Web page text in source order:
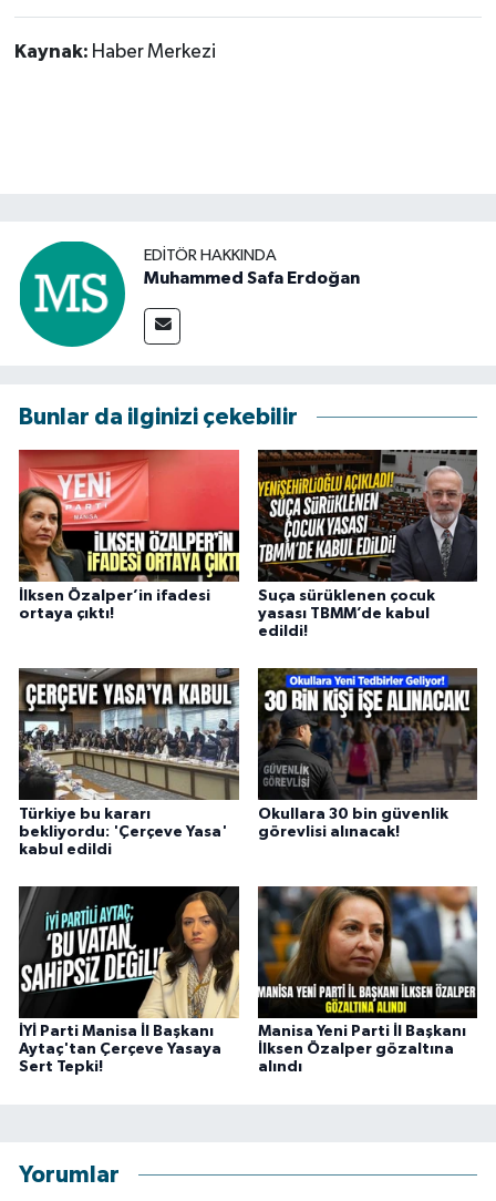
Kaynak: Haber Merkezi
EDITÖR HAKKINDA
Muhammed Safa Erdoğan
Bunlar da ilginizi çekebilir
İlksen Özalper’in ifadesi
ortaya çıktı!
Suça sürüklenen çocuk
yasası TBMM’de kabul
edildi!
Türkiye bu kararı
bekliyordu: 'Çerçeve Yasa'
kabul edildi
Okullara 30 bin güvenlik
görevlisi alınacak!
İYİ Parti Manisa İl Başkanı
Aytaç'tan Çerçeve Yasaya
Sert Tepki!
Manisa Yeni Parti İl Başkanı
İlksen Özalper gözaltına
alındı
Yorumlar